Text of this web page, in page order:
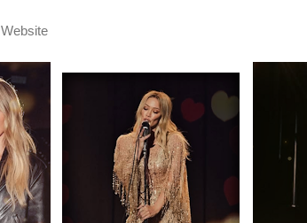
Website